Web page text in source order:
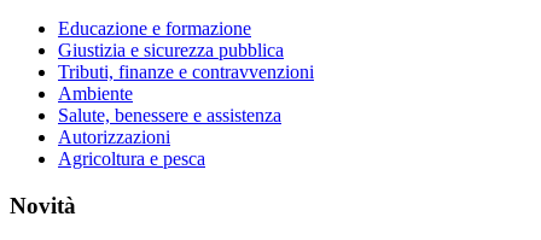
Educazione e formazione
Giustizia e sicurezza pubblica
Tributi, finanze e contravvenzioni
Ambiente
Salute, benessere e assistenza
Autorizzazioni
Agricoltura e pesca
Novità